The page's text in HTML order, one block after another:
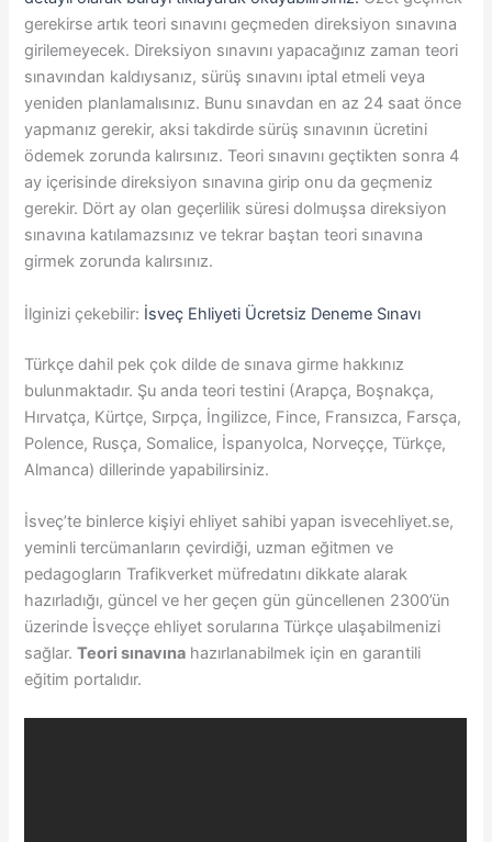
gerekirse artık teori sınavını geçmeden direksiyon sınavına
girilemeyecek. Direksiyon sınavını yapacağınız zaman teori
sınavından kaldıysanız, sürüş sınavını iptal etmeli veya
yeniden planlamalısınız. Bunu sınavdan en az 24 saat önce
yapmanız gerekir, aksi takdirde sürüş sınavının ücretini
ödemek zorunda kalırsınız. Teori sınavını geçtikten sonra 4
ay içerisinde direksiyon sınavına girip onu da geçmeniz
gerekir. Dört ay olan geçerlilik süresi dolmuşsa direksiyon
sınavına katılamazsınız ve tekrar baştan teori sınavına
girmek zorunda kalırsınız.
İlginizi çekebilir: İsveç Ehliyeti Ücretsiz Deneme Sınavı
Türkçe dahil pek çok dilde de sınava girme hakkınız
bulunmaktadır. Şu anda teori testini (Arapça, Boşnakça,
Hırvatça, Kürtçe, Sırpça, İngilizce, Fince, Fransızca, Farsça,
Polence, Rusça, Somalice, İspanyolca, Norveççe, Türkçe,
Almanca) dillerinde yapabilirsiniz.
İsveç’te binlerce kişiyi ehliyet sahibi yapan isvecehliyet.se,
yeminli tercümanların çevirdiği, uzman eğitmen ve
pedagogların Trafikverket müfredatını dikkate alarak
hazırladığı, güncel ve her geçen gün güncellenen 2300’ün
üzerinde İsveççe ehliyet sorularına Türkçe ulaşabilmenizi
sağlar.Teori sınavına hazırlanabilmek için en garantili
eğitim portalıdır.